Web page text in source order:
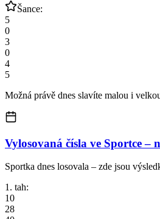
Šance:
5
0
3
0
4
5
Možná právě dnes slavíte malou i
Vylosovaná čísla ve Sportce –
Sportka dnes losovala – zde jsou
1. tah:
10
28